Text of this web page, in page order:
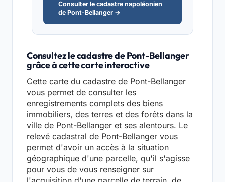
Consulter le cadastre napoléonien
de Pont-Bellanger →
Consultez le cadastre de Pont-Bellanger
grâce à cette carte interactive
Cette carte du cadastre de Pont-Bellanger
vous permet de consulter les
enregistrements complets des biens
immobiliers, des terres et des forêts dans la
ville de Pont-Bellanger et ses alentours. Le
relevé cadastral de Pont-Bellanger vous
permet d'avoir un accès à la situation
géographique d'une parcelle, qu'il s'agisse
pour vous de vous renseigner sur